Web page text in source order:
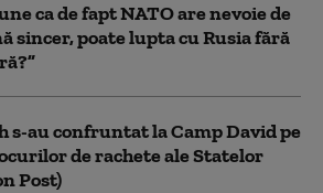
ca de fapt NATO are nevoie de
sincer, poate lupta cu Rusia fără
s-au confruntat la Camp David pe
de rachete ale Statelor
Post)